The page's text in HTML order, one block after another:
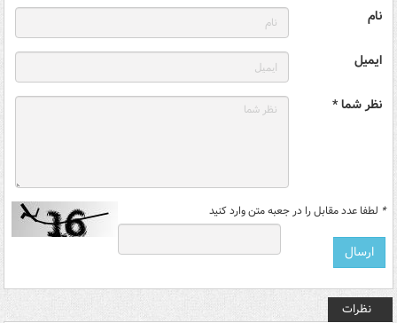
نام
ایمیل
نظر شما *
* لطفا عدد مقابل را در جعبه متن وارد کنید
نظرات